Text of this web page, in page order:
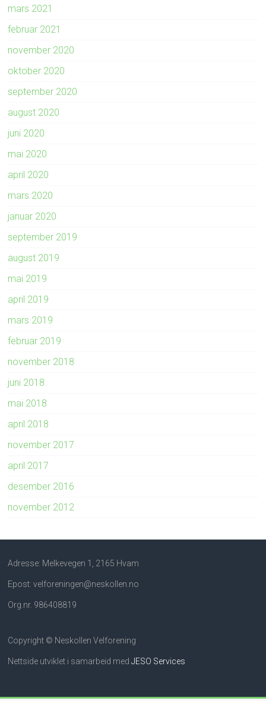
mars 2021
februar 2021
november 2020
oktober 2020
september 2020
august 2020
juni 2020
mai 2020
april 2020
mars 2020
januar 2020
september 2019
august 2019
mai 2019
april 2019
mars 2019
februar 2019
november 2018
juni 2018
mai 2018
april 2018
november 2017
april 2017
desember 2016
november 2012
Adresse: Melkevegen 1, 2165 Hvam
Epost: velforeningen@neskollen.no
Org.nr. 986408819
Copyright © Neskollen Velforening
Nettside utviklet i samarbeid medJESO Services